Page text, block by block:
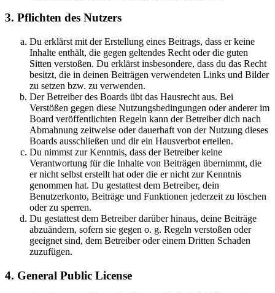
3. Pflichten des Nutzers
Du erklärst mit der Erstellung eines Beitrags, dass er keine
Inhalte enthält, die gegen geltendes Recht oder die guten
Sitten verstoßen. Du erklärst insbesondere, dass du das Recht
besitzt, die in deinen Beiträgen verwendeten Links und Bilder
zu setzen bzw. zu verwenden.
Der Betreiber des Boards übt das Hausrecht aus. Bei
Verstößen gegen diese Nutzungsbedingungen oder anderer im
Board veröffentlichten Regeln kann der Betreiber dich nach
Abmahnung zeitweise oder dauerhaft von der Nutzung dieses
Boards ausschließen und dir ein Hausverbot erteilen.
Du nimmst zur Kenntnis, dass der Betreiber keine
Verantwortung für die Inhalte von Beiträgen übernimmt, die
er nicht selbst erstellt hat oder die er nicht zur Kenntnis
genommen hat. Du gestattest dem Betreiber, dein
Benutzerkonto, Beiträge und Funktionen jederzeit zu löschen
oder zu sperren.
Du gestattest dem Betreiber darüber hinaus, deine Beiträge
abzuändern, sofern sie gegen o. g. Regeln verstoßen oder
geeignet sind, dem Betreiber oder einem Dritten Schaden
zuzufügen.
4. General Public License